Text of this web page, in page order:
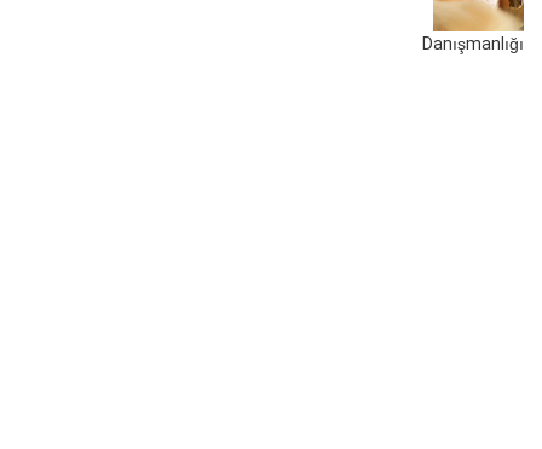
Danışmanlığı